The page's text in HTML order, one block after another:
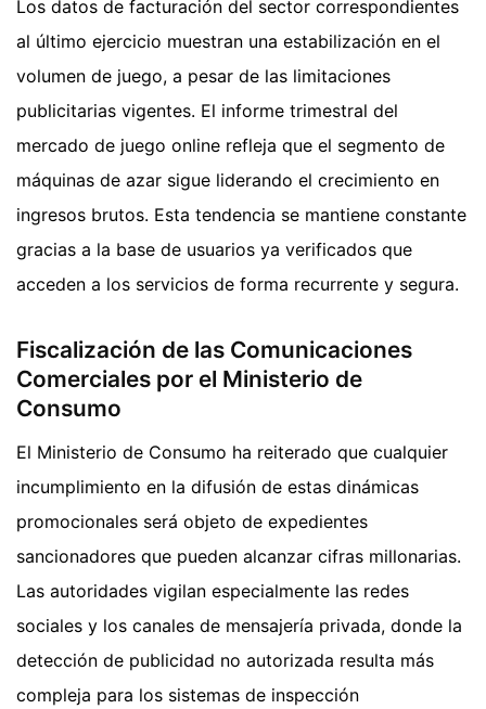
Los datos de facturación del sector correspondientes
al último ejercicio muestran una estabilización en el
volumen de juego, a pesar de las limitaciones
publicitarias vigentes. El informe trimestral del
mercado de juego online refleja que el segmento de
máquinas de azar sigue liderando el crecimiento en
ingresos brutos. Esta tendencia se mantiene constante
gracias a la base de usuarios ya verificados que
acceden a los servicios de forma recurrente y segura.
Fiscalización de las Comunicaciones
Comerciales por el Ministerio de
Consumo
El Ministerio de Consumo ha reiterado que cualquier
incumplimiento en la difusión de estas dinámicas
promocionales será objeto de expedientes
sancionadores que pueden alcanzar cifras millonarias.
Las autoridades vigilan especialmente las redes
sociales y los canales de mensajería privada, donde la
detección de publicidad no autorizada resulta más
compleja para los sistemas de inspección